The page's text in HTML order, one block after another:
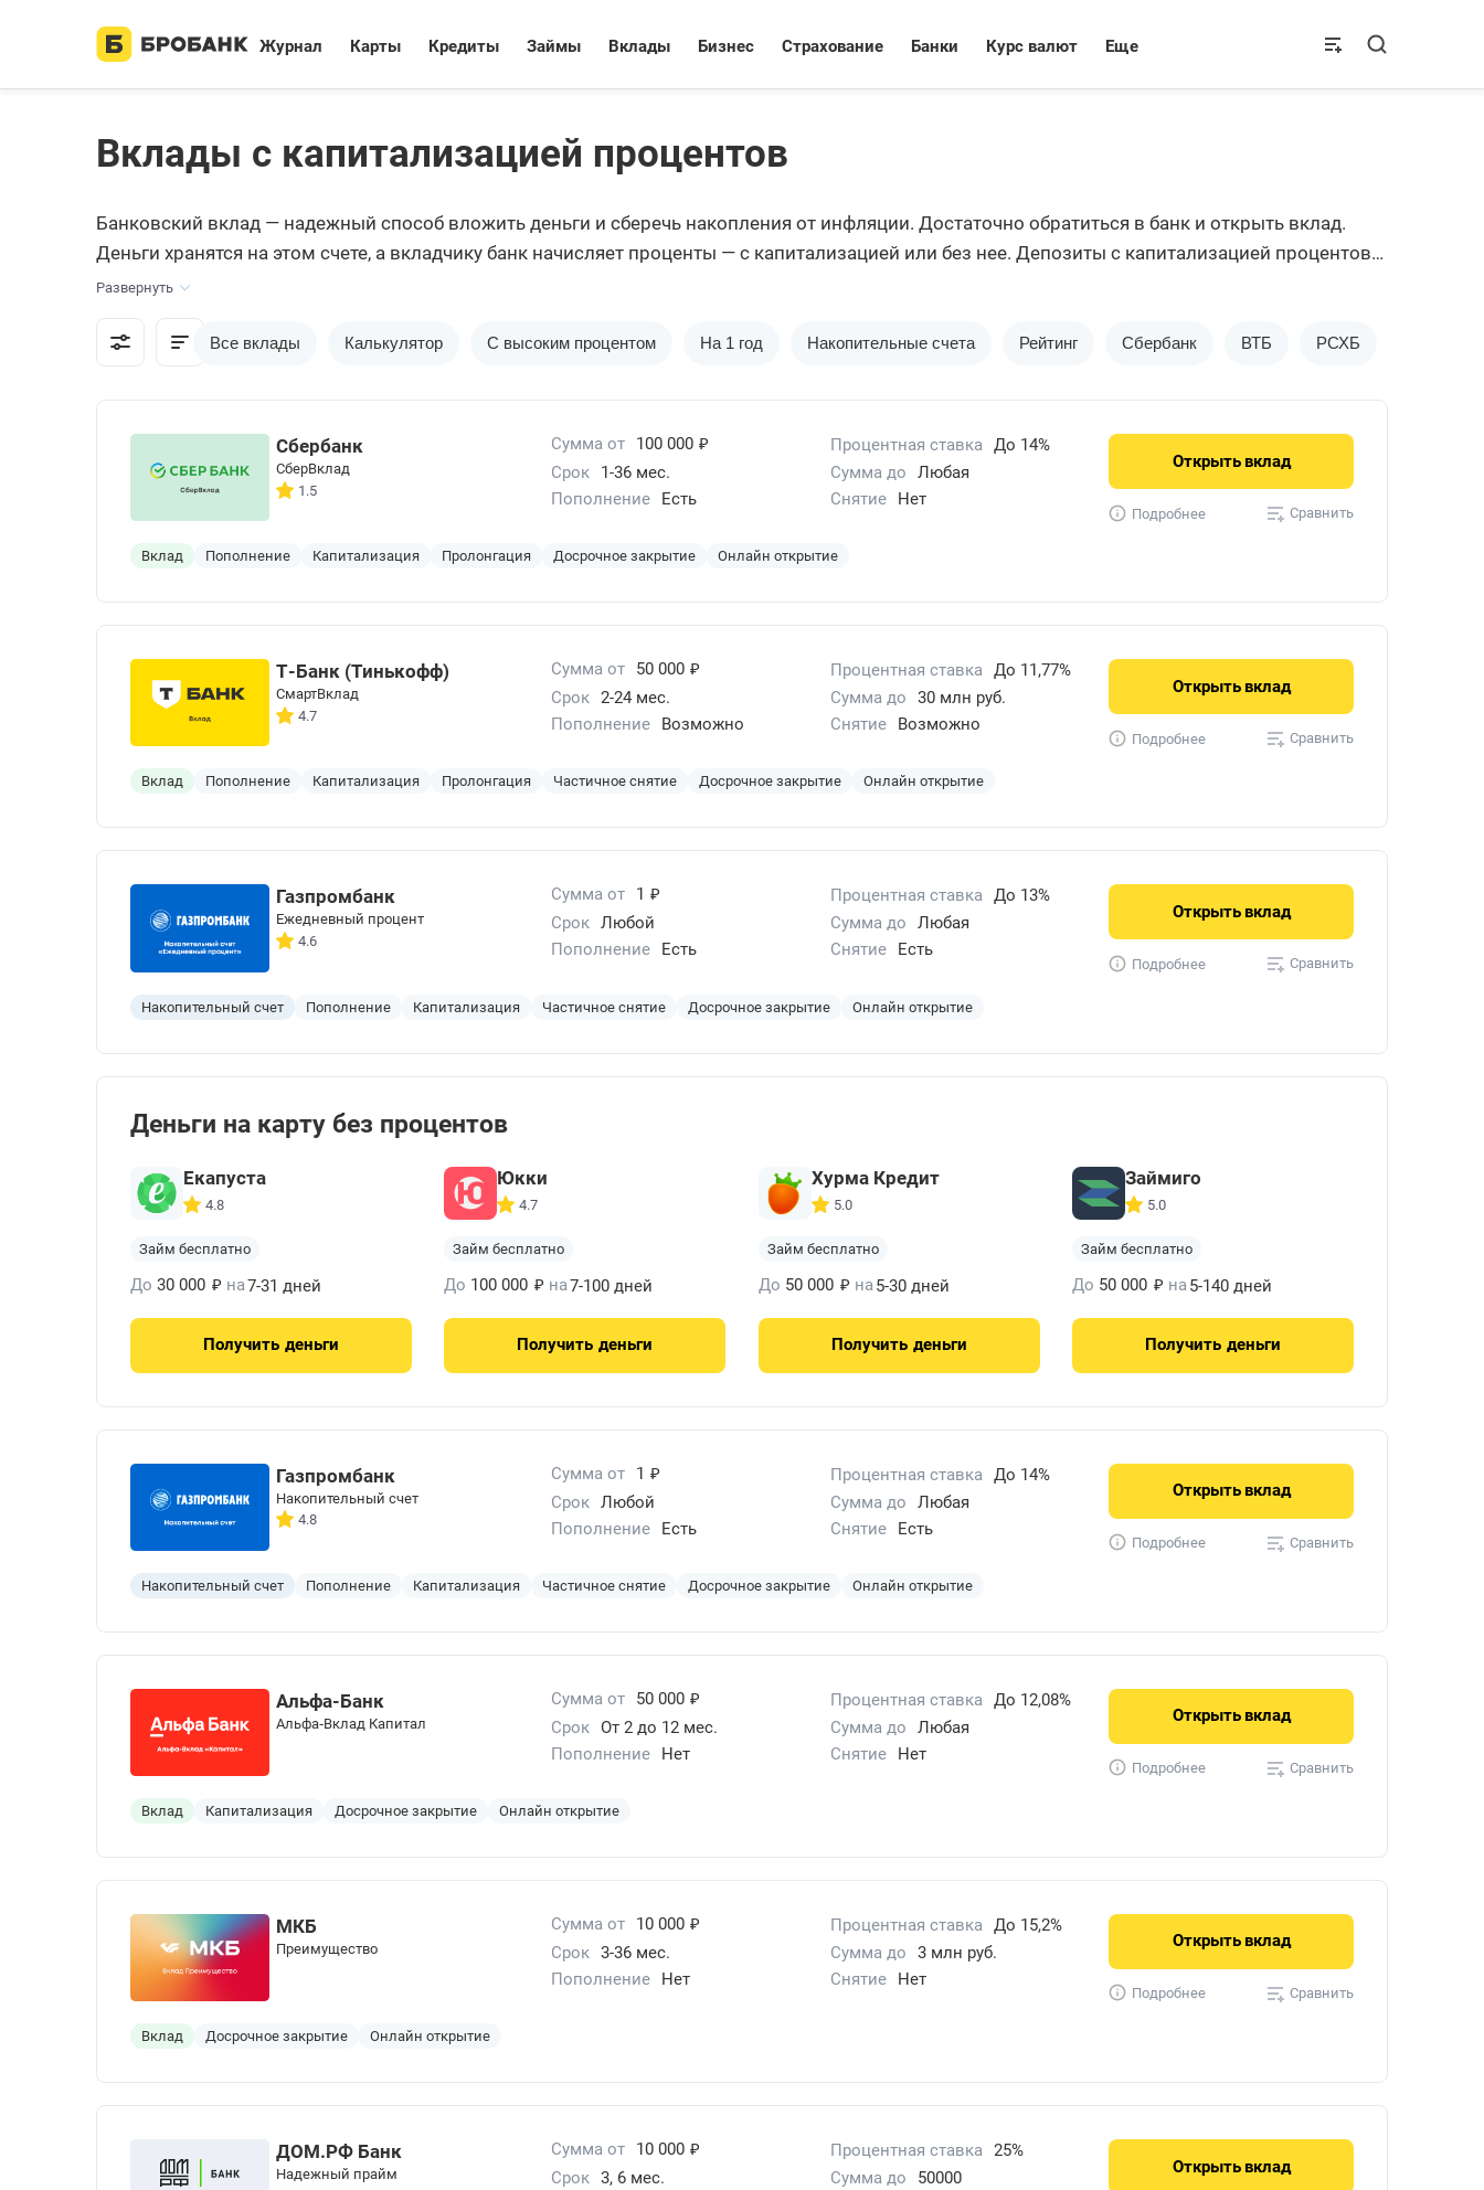
Журнал Карты Кредиты Займы Вклады Бизнес Страхование Банки Курс валют Еще
Вклады с капитализацией процентов
Банковский вклад — надежный способ вложить деньги и сберечь накопления от инфляции. Достаточно обратиться в банк и открыть вклад.
Деньги хранятся на этом счете, а вкладчику банк начисляет проценты — с капитализацией или без нее. Депозиты с капитализацией процентов
позволяют повысить итоговую прибыль вкладчика. При этом клиенту самому ничего не нужно для этого делать.
Развернуть
Все вклады Калькулятор С высоким процентом На 1 год Накопительные счета Рейтинг Сбербанк ВТБ РСХБ
Сбербанк
СберВклад
1.5
Сумма от 100 000 ₽ Процентная ставка До 14%
Срок
1-36 мес. Сумма до
Любая
Пополнение
Есть Снятие Нет
Вклад Пополнение Капитализация Пролонгация Досрочное закрытие Онлайн открытие
Открыть вклад
Подробнее Сравнить
Т-Банк (Тинькофф)
СмартВклад
4.7
Сумма от 50 000 ₽ Процентная ставка До 11,77%
Срок 2-24 мес. Сумма до
30 млн руб.
Пополнение
Возможно Снятие Возможно
Вклад Пополнение Капитализация Пролонгация Частичное снятие Досрочное закрытие Онлайн открытие
Открыть вклад
Подробнее Сравнить
Газпромбанк
Ежедневный процент
4.6
Сумма от 1 ₽ Процентная ставка До 13%
Срок Любой Сумма до
Любая
Пополнение
Есть Снятие Есть
Накопительный счет Пополнение Капитализация Частичное снятие Досрочное закрытие Онлайн открытие
Открыть вклад
Подробнее Сравнить
Деньги на карту без процентов
Екапуста
4.8
Займ бесплатно
До 30 000 ₽ на7-31 дней
Получить деньги
Юкки
4.7
Займ бесплатно
До 100 000 ₽ на7-100 дней
Получить деньги
Хурма Кредит
5.0
Займ бесплатно
До 50 000 ₽ на 5-30 дней
Получить деньги
Займиго
5.0
Займ бесплатно
До 50 000 ₽ на 5-140 дней
Получить деньги
Газпромбанк
Накопительный счет
4.8
Сумма от 1 ₽ Процентная ставка
До 14%
Срок Любой Сумма до
Любая
Пополнение
Есть Снятие Есть
Накопительный счет Пополнение Капитализация Частичное снятие Досрочное закрытие Онлайн открытие
Открыть вклад
Подробнее Сравнить
Альфа-Банк
Альфа‑Вклад Капитал
Сумма от 50 000 ₽ Процентная ставка До 12,08%
Срок От 2 до 12 мес. Сумма до
Любая
Пополнение
Нет Снятие Нет
Вклад Капитализация Досрочное закрытие Онлайн открытие
Открыть вклад
Подробнее Сравнить
МКБ
Преимущество
Сумма от 10 000 ₽ Процентная ставка До 15,2%
Срок 3-36 мес. Сумма до
3 млн руб.
Пополнение
Нет Снятие Нет
Вклад Досрочное закрытие Онлайн открытие
Открыть вклад
Подробнее Сравнить
ДОМ.РФ Банк
Надежный прайм
Сумма от 10 000 ₽ Процентная ставка 25%
Срок 3, 6 мес. Сумма до
50000
Открыть вклад